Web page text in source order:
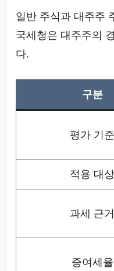
일반 주식과 대주주
국세청은 대주주의
다.
구분
평가 기준
적용 대상
과세 근거
증여세율